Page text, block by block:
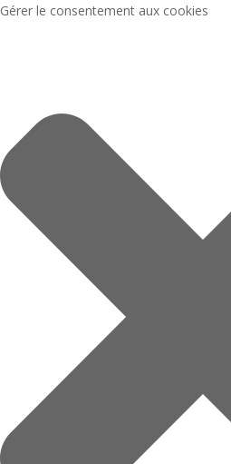
Gérer le consentement aux cookies